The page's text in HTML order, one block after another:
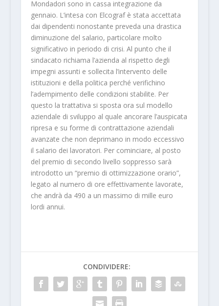
Mondadori sono in cassa integrazione da
gennaio. L’intesa con Elcograf è stata accettata
dai dipendenti nonostante preveda una drastica
diminuzione del salario, particolare molto
significativo in periodo di crisi. Al punto che il
sindacato richiama l’azienda al rispetto degli
impegni assunti e sollecita l’intervento delle
istituzioni e della politica perché verifichino
l’adempimento delle condizioni stabilite. Per
questo la trattativa si sposta ora sul modello
aziendale di sviluppo al quale ancorare l’auspicata
ripresa e su forme di contrattazione aziendali
avanzate che non deprimano in modo eccessivo
il salario dei lavoratori. Per cominciare, al posto
del premio di secondo livello soppresso sarà
introdotto un “premio di ottimizzazione orario”,
legato al numero di ore effettivamente lavorate,
che andrà da 490 a un massimo di mille euro
lordi annui.
CONDIVIDERE: